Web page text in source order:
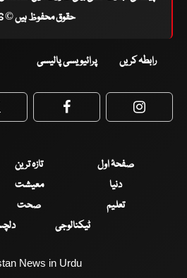
حقوق محفوظ ہیں © 2026
رابطہ کریں پرائیویسی پالیسی
Facebook
صفحۂ اول تازہ ترین
دنیا
معیشت
تعلیم
صحت
ٹیکنالوجی
News in Urdu